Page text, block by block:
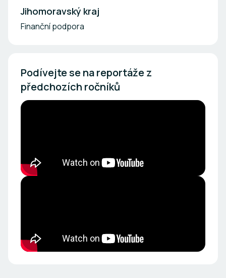
Jihomoravský kraj
Finanční podpora
Podívejte se na reportáže z
předchozích ročníků